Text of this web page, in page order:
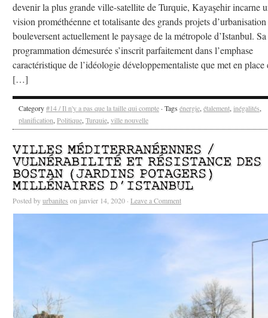
devenir la plus grande ville-satellite de Turquie, Kayaşehir incarne
vision prométhéenne et totalisante des grands projets
bouleversent actuellement le paysage de la métropole d’Istanbul. Sa
programmation démesurée s’inscrit parfaitement dans l’emphase
caractéristique de l’idéologie développementaliste que met en place
[…]
Category#14 / Il n'y a pas que la taille qui compte · Tags énergie, étalement, inégalités,
planification, Politique, Turquie, ville nouvelle
VILLES MÉDITERRANÉENNES /
VULNÉRABILITÉ ET RÉSISTANCE DES
BOSTAN (JARDINS POTAGERS)
MILLÉNAIRES D’ISTANBUL
Posted byurbanites on janvier 14, 2020 · Leave a Comment